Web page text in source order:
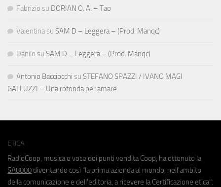
Fabrizio su DORIAN O. A. – Tao
Valentina su SAM D – Leggera – (Prod. Manqc)
Danilo su SAM D – Leggera – (Prod. Manqc)
Antonio Bacciocchi su STEFANO SPAZZI / IVANO MAGI
GALLUZZI – Una rotonda per amare
ETICA
RadioCoop, musica e voce dei punti vendita Coop, ha ottenuto la
SA8000 diventando così "la prima azienda al mondo, nell'ambito
della comunicazione e dell'editoria, a ricevere la Certificazione etica".